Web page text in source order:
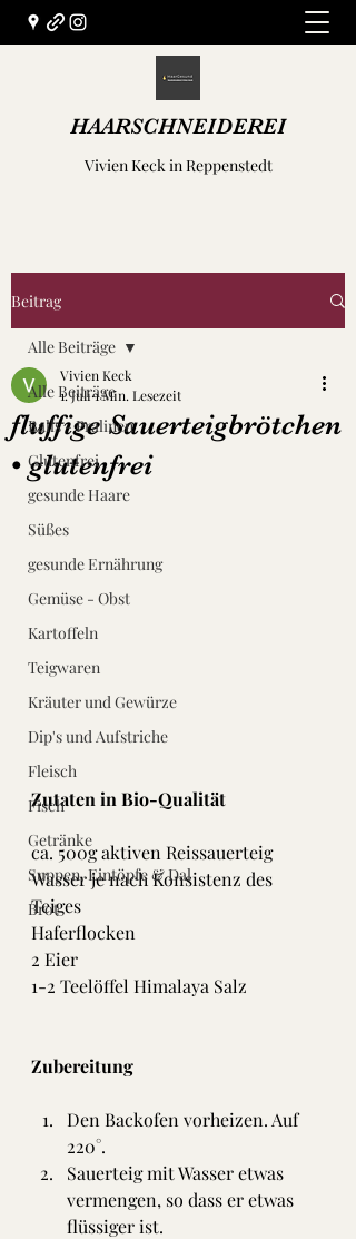
HAARSCHNEIDEREI
Vivien Keck in Reppenstedt
Beitrag
Alle Beiträge
Balls - Pralinen
Glutenfrei
gesunde Haare
Süßes
gesunde Ernährung
Gemüse - Obst
Kartoffeln
Teigwaren
Kräuter und Gewürze
Dip's und Aufstriche
Fleisch
Fisch
Getränke
Suppen, Eintöpfe & Dal
Brot
Alle Beiträge
fluffige Sauerteigbrötchen
• glutenfrei
Vivien Keck
1. Juli1 Min. Lesezeit
Zutaten in Bio-Qualität
ca. 500g aktiven Reissauerteig
Wasser je nach Konsistenz des
Teiges
Haferflocken
2 Eier
1-2 Teelöffel Himalaya Salz
Zubereitung
Den Backofen vorheizen. Auf
220°.
Sauerteig mit Wasser etwas
vermengen, so dass er etwas
flüssiger ist.